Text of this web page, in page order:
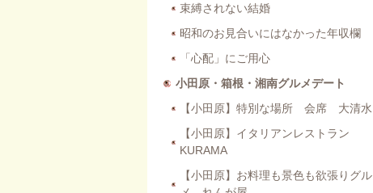
束縛されない結婚
昭和のお見合いにはなかった年収欄
「心配」にご用心
小田原・箱根・湘南グルメデート
【小田原】特別な場所 会席 大清水
【小田原】イタリアンレストラン
KURAMA
【小田原】お料理も景色も欲張りグル